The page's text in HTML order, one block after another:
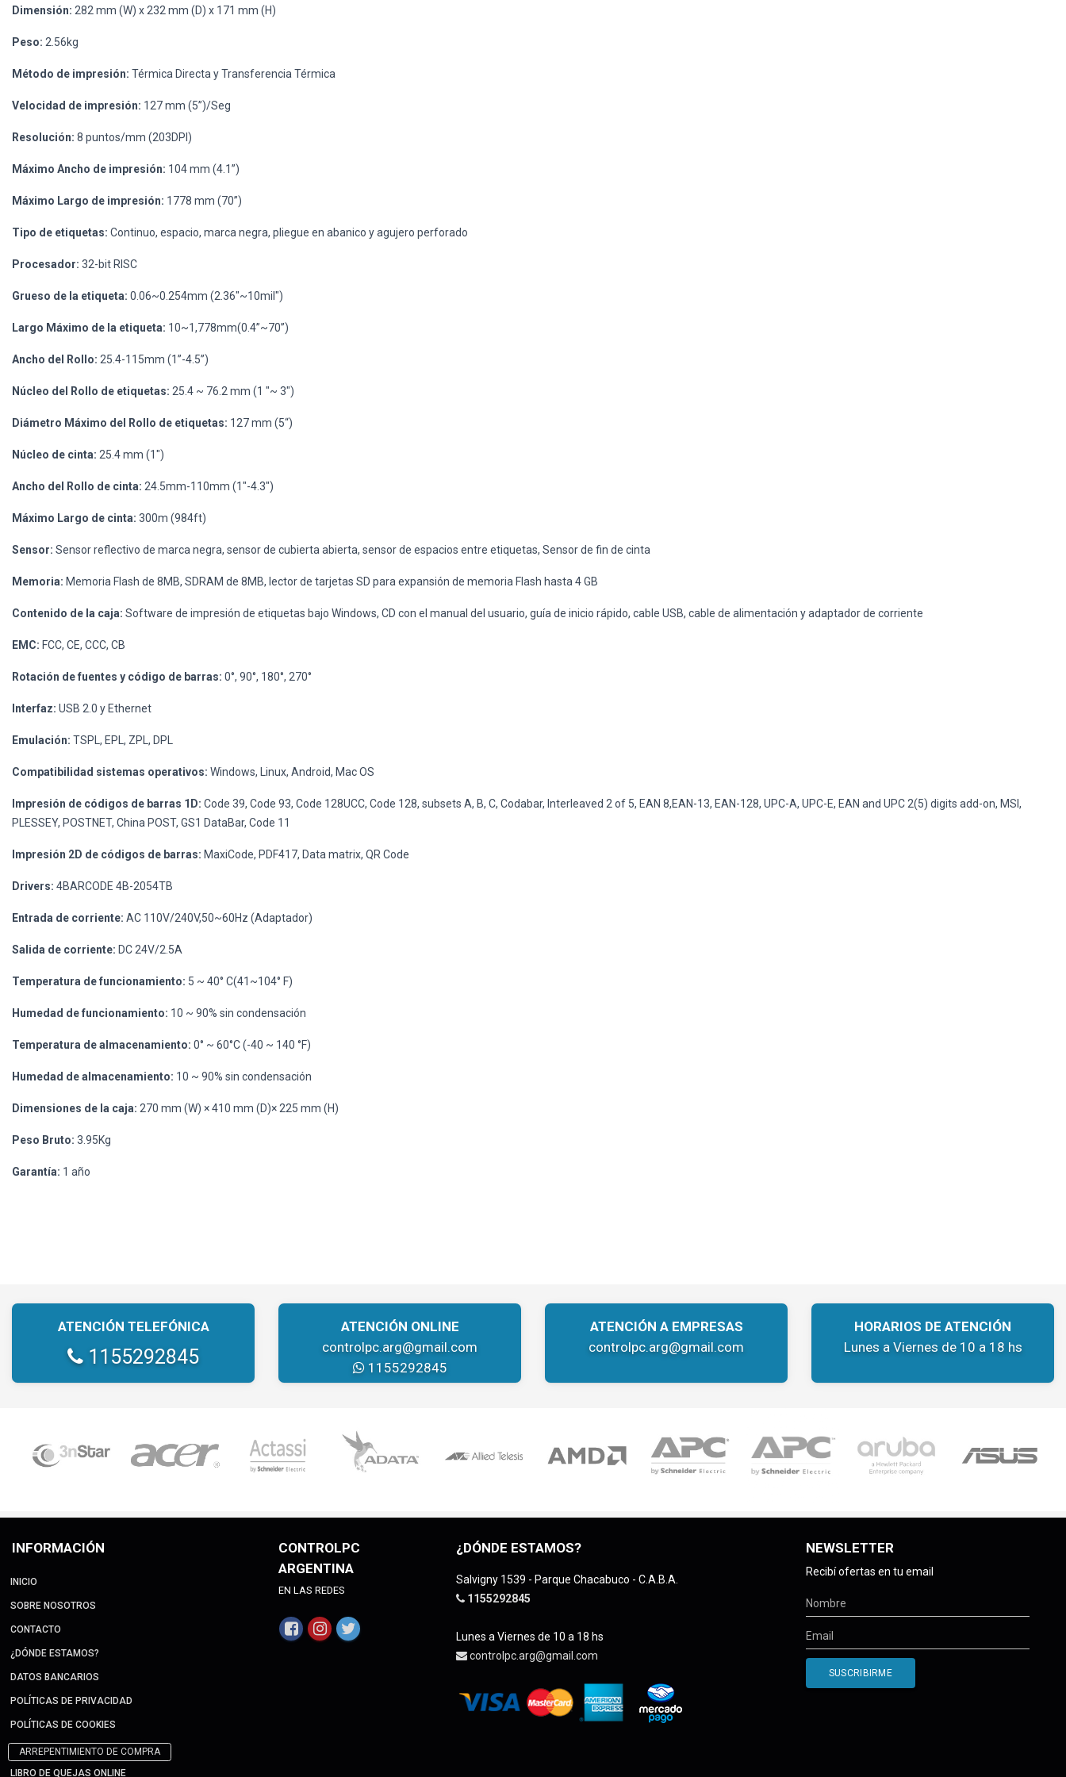
Dimensión: 282 mm (W) x 232 mm (D) x 171 mm (H)
Peso: 2.56kg
Método de impresión: Térmica Directa y Transferencia Térmica
Velocidad de impresión: 127 mm (5”)/Seg
Resolución: 8 puntos/mm (203DPI)
Máximo Ancho de impresión: 104 mm (4.1”)
Máximo Largo de impresión: 1778 mm (70”)
Tipo de etiquetas: Continuo, espacio, marca negra, pliegue en abanico y agujero perforado
Procesador: 32-bit RISC
Grueso de la etiqueta: 0.06~0.254mm (2.36"~10mil")
Largo Máximo de la etiqueta: 10~1,778mm(0.4”~70”)
Ancho del Rollo: 25.4-115mm (1”-4.5”)
Núcleo del Rollo de etiquetas: 25.4 ~ 76.2 mm (1 "~ 3")
Diámetro Máximo del Rollo de etiquetas: 127 mm (5“)
Núcleo de cinta: 25.4 mm (1")
Ancho del Rollo de cinta: 24.5mm-110mm (1"-4.3")
Máximo Largo de cinta: 300m (984ft)
Sensor: Sensor reflectivo de marca negra, sensor de cubierta abierta, sensor de espacios entre etiquetas, Sensor de fin de cinta
Memoria: Memoria Flash de 8MB, SDRAM de 8MB, lector de tarjetas SD para expansión de memoria Flash hasta 4 GB
Contenido de la caja: Software de impresión de etiquetas bajo Windows, CD con el manual del usuario, guía de inicio rápido, cable USB, cable de alimentación y adaptador de corriente
EMC: FCC, CE, CCC, CB
Rotación de fuentes y código de barras: 0°, 90°, 180°, 270°
Interfaz: USB 2.0 y Ethernet
Emulación: TSPL, EPL, ZPL, DPL
Compatibilidad sistemas operativos: Windows, Linux, Android, Mac OS
Impresión de códigos de barras 1D: Code 39, Code 93, Code 128UCC, Code 128, subsets A, B, C, Codabar, Interleaved 2 of 5, EAN 8,EAN-13, EAN-128, UPC-A, UPC-E, EAN and UPC 2(5) digits add-on, MSI,
PLESSEY, POSTNET, China POST, GS1 DataBar, Code 11
Impresión 2D de códigos de barras: MaxiCode, PDF417, Data matrix, QR Code
Drivers: 4BARCODE 4B-2054TB
Entrada de corriente: AC 110V/240V,50~60Hz (Adaptador)
Salida de corriente: DC 24V/2.5A
Temperatura de funcionamiento: 5 ~ 40° C(41~104° F)
Humedad de funcionamiento: 10 ~ 90% sin condensación
Temperatura de almacenamiento: 0° ~ 60°C (-40 ~ 140 °F)
Humedad de almacenamiento: 10 ~ 90% sin condensación
Dimensiones de la caja: 270 mm (W) × 410 mm (D)× 225 mm (H)
Peso Bruto: 3.95Kg
Garantía: 1 año
ATENCIÓN TELEFÓNICA
1155292845
ATENCIÓN ONLINE
controlpc.arg@gmail.com
1155292845
ATENCIÓN A EMPRESAS
controlpc.arg@gmail.com
HORARIOS DE ATENCIÓN
Lunes a Viernes de 10 a 18 hs
INFORMACIÓN
INICIO
SOBRE NOSOTROS
CONTACTO
¿DÓNDE ESTAMOS?
DATOS BANCARIOS
POLÍTICAS DE PRIVACIDAD
POLÍTICAS DE COOKIES
ARREPENTIMIENTO DE COMPRA
LIBRO DE QUEJAS ONLINE
CONTROLPC
ARGENTINA
EN LAS REDES
¿DÓNDE ESTAMOS?
Salvigny 1539 - Parque Chacabuco - C.A.B.A.
1155292845
Lunes a Viernes de 10 a 18 hs
controlpc.arg@gmail.com
NEWSLETTER
Recibí ofertas en tu email